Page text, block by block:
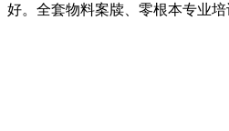
好。全套物料案牍、零根本专业